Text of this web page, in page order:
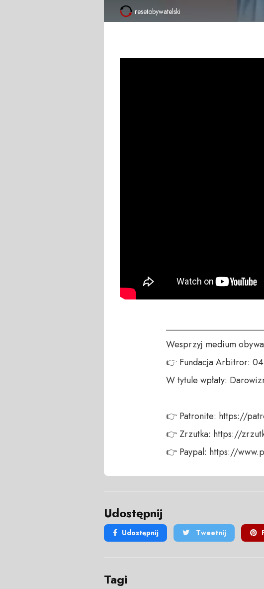
resetobywatelski
Wesprzyj medium
👉 Fundacja Arbitror:
W tytule wpłaty:
👉 Patronite: https://
👉 Zrzutka: https://
👉 Paypal: https://
Udostępnij
Udostępnij Tweetnij
Tagi